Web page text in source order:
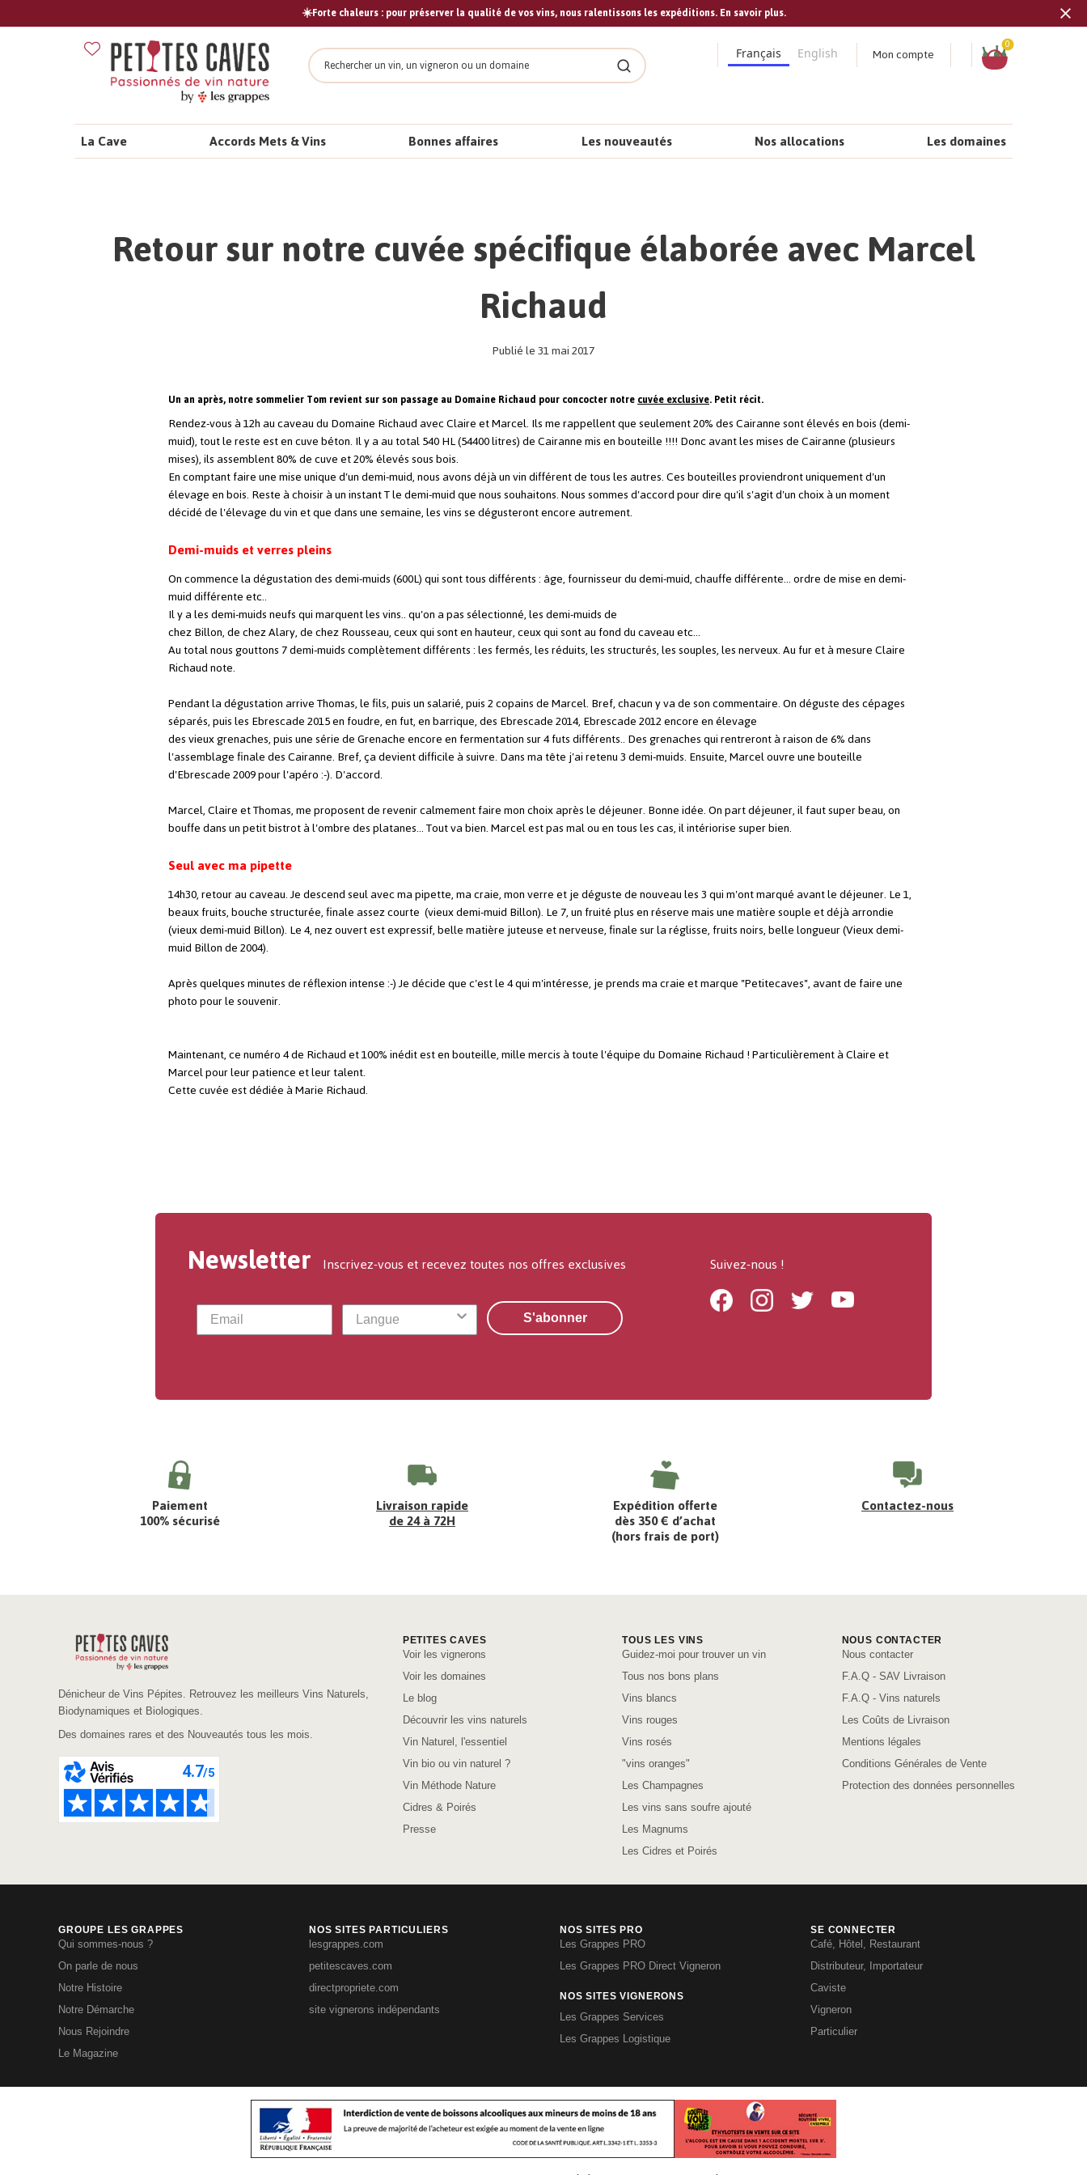
☀️Forte chaleurs : pour préserver la qualité de vos vins, nous ralentissons les expéditions. En savoir plus.
Rechercher
Rechercher
Français English Mon compte
Panier
0
La Cave Accords Mets & Vins Bonnes affaires Les nouveautés Nos allocations Les domaines
Retour sur notre cuvée spécifique élaborée avec Marcel
Richaud
Publié le 31 mai 2017
Un an après, notre sommelier Tom revient sur son passage au Domaine Richaud pour concocter notrecuvée exclusive. Petit récit.
Rendez-vous à 12h au caveau du Domaine Richaud avec Claire et Marcel. Ils me rappellent que seulement 20% des Cairanne sont élevés en bois (demi-
muid), tout le reste est en cuve béton. Il y a au total 540 HL (54400 litres) de Cairanne mis en bouteille !!!! Donc avant les mises de Cairanne (plusieurs
mises), ils assemblent 80% de cuve et 20% élevés sous bois.
En comptant faire une mise unique d'un demi-muid, nous avons déjà un vin différent de tous les autres. Ces bouteilles proviendront uniquement d'un
élevage en bois. Reste à choisir à un instant T le demi-muid que nous souhaitons. Nous sommes d'accord pour dire qu'il s'agit d'un choix à un moment
décidé de l'élevage du vin et que dans une semaine, les vins se dégusteront encore autrement.
Demi-muids et verres pleins
On commence la dégustation des demi-muids (600L) qui sont tous différents : âge, fournisseur du demi-muid, chauffe différente... ordre de mise en demi-
muid différente etc..
Il y a les demi-muids neufs qui marquent les vins.. qu'on a pas sélectionné, les demi-muids de
chez Billon, de chez Alary, de chez Rousseau, ceux qui sont en hauteur, ceux qui sont au fond du caveau etc...
Au total nous gouttons 7 demi-muids complètement différents : les fermés, les réduits, les structurés, les souples, les nerveux. Au fur et à mesure Claire
Richaud note.
Pendant la dégustation arrive Thomas, le fils, puis un salarié, puis 2 copains de Marcel. Bref, chacun y va de son commentaire. On déguste des cépages
séparés, puis les Ebrescade 2015 en foudre, en fut, en barrique, des Ebrescade 2014, Ebrescade 2012 encore en élevage
des vieux grenaches, puis une série de Grenache encore en fermentation sur 4 futs différents.. Des grenaches qui rentreront à raison de 6% dans
l'assemblage finale des Cairanne. Bref, ça devient difficile à suivre. Dans ma tête j'ai retenu 3 demi-muids. Ensuite, Marcel ouvre une bouteille
d'Ebrescade 2009 pour l'apéro :-). D'accord.
Marcel, Claire et Thomas, me proposent de revenir calmement faire mon choix après le déjeuner. Bonne idée. On part déjeuner, il faut super beau, on
bouffe dans un petit bistrot à l'ombre des platanes... Tout va bien. Marcel est pas mal ou en tous les cas, il intériorise super bien.
Seul avec ma pipette
14h30, retour au caveau. Je descend seul avec ma pipette, ma craie, mon verre et je déguste de nouveau les 3 qui m'ont marqué avant le déjeuner. Le 1,
beaux fruits, bouche structurée, finale assez courte (vieux demi-muid Billon). Le 7, un fruité plus en réserve mais une matière souple et déjà arrondie
(vieux demi-muid Billon). Le 4, nez ouvert est expressif, belle matière juteuse et nerveuse, finale sur la réglisse, fruits noirs, belle longueur (Vieux demi-
muid Billon de 2004).
Après quelques minutes de réflexion intense :-) Je décide que c'est le 4 qui m'intéresse, je prends ma craie et marque "Petitecaves", avant de faire une
photo pour le souvenir.
Maintenant, ce numéro 4 de Richaud et 100% inédit est en bouteille, mille mercis à toute l'équipe du Domaine Richaud ! Particulièrement à Claire et
Marcel pour leur patience et leur talent.
Cette cuvée est dédiée à Marie Richaud.
Newsletter Inscrivez-vous et recevez toutes nos offres exclusives
S'abonner
Suivez-nous !
FacebookInstagramTwitter Youtube
Paiement
100% sécurisé
Livraison rapide
de 24 à 72H
Expédition offerte
dès 350 € d’achat
(hors frais de port)
Contactez-nous
Dénicheur de Vins Pépites. Retrouvez les meilleurs Vins Naturels,
Biodynamiques et Biologiques.
Des domaines rares et des Nouveautés tous les mois.
PETITES CAVES
Voir les vignerons
Voir les domaines
Le blog
Découvrir les vins naturels
Vin Naturel, l'essentiel
Vin bio ou vin naturel ?
Vin Méthode Nature
Cidres & Poirés
Presse
TOUS LES VINS
Guidez-moi pour trouver un vin
Tous nos bons plans
Vins blancs
Vins rouges
Vins rosés
"vins oranges"
Les Champagnes
Les vins sans soufre ajouté
Les Magnums
Les Cidres et Poirés
NOUS CONTACTER
Nous contacter
F.A.Q - SAV Livraison
F.A.Q - Vins naturels
Les Coûts de Livraison
Mentions légales
Conditions Générales de Vente
Protection des données personnelles
GROUPE LES GRAPPES
Qui sommes-nous ?
On parle de nous
Notre Histoire
Notre Démarche
Nous Rejoindre
Le Magazine
NOS SITES PARTICULIERS
lesgrappes.com
petitescaves.com
directpropriete.com
site vignerons indépendants
NOS SITES PRO
Les Grappes PRO
Les Grappes PRO Direct Vigneron
NOS SITES VIGNERONS
Les Grappes Services
Les Grappes Logistique
SE CONNECTER
Café, Hôtel, Restaurant
Distributeur, Importateur
Caviste
Vigneron
Particulier